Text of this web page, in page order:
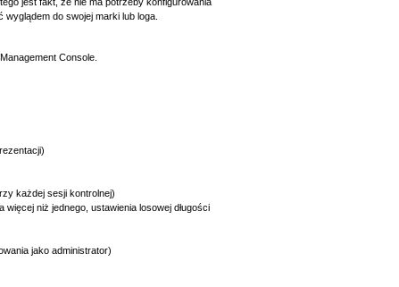
do swojej marki lub loga.
Console.
każdej sesji kontrolnej)
niż jednego, ustawienia losowej długości
jako administrator)